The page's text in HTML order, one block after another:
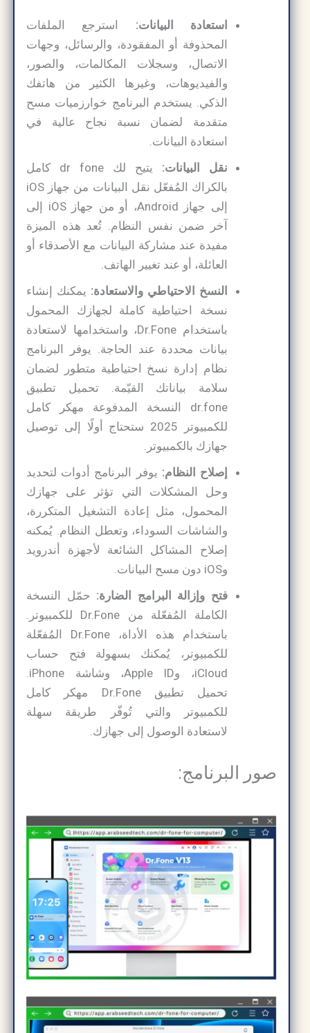
استعادة البيانات:استرجع الملفات
المحذوفة أو المفقودة، والرسائل، وجهات
الاتصال، وسجلات المكالمات، والصور،
والفيديوهات، وغيرها الكثير من هاتفك
الذكي. يستخدم البرنامج خوارزميات مسح
متقدمة لضمان نسبة نجاح عالية في
استعادة البيانات.
نقل البيانات:
يتيح لك dr fone كامل
بالكراك المُفعّل نقل البيانات من جهاز iOS
إلى جهاز Android، أو من جهاز iOS إلى
آخر ضمن نفس النظام. تُعد هذه الميزة
مفيدة عند مشاركة البيانات مع الأصدقاء أو
العائلة، أو عند تغيير الهاتف.
النسخ الاحتياطي والاستعادة:يمكنك إنشاء
نسخة احتياطية كاملة لجهازك المحمول
باستخدام Dr.Fone، واستخدامها لاستعادة
بيانات محددة عند الحاجة. يوفر البرنامج
نظام إدارة نسخ احتياطية متطور لضمان
سلامة بياناتك القيّمة. تحميل تطبيق
dr.fone النسخة المدفوعة مهكر كامل
للكمبيوتر 2025 ستحتاج أولًا إلى توصيل
جهازك بالكمبيوتر.
إصلاح النظام:يوفر البرنامج أدوات لتحديد
وحل المشكلات التي تؤثر على جهازك
المحمول، مثل إعادة التشغيل المتكررة،
والشاشات السوداء، وتعطل النظام. يُمكنه
إصلاح المشاكل الشائعة لأجهزة أندرويد
فتح وإزالة البرامج الضارة:حمّل النسخة
الكاملة المُفعّلة من Dr.Fone للكمبيوتر.
باستخدام هذه الأداة، Dr.Fone المُفعّلة
للكمبيوتر، يُمكنك بسهولة فتح حساب
iCloud، وApple ID، وشاشة iPhone.
تحميل تطبيق Dr.Fone مهكر كامل
للكمبيوتر والتي تُوفّر طريقة سهلة
لاستعادة الوصول إلى جهازك.
صور البرنامج: